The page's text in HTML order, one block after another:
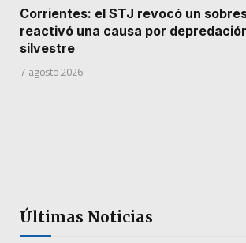
Corrientes: el STJ revocó un
reactivó una causa por
silvestre
7 agosto 2026
Últimas Noticias